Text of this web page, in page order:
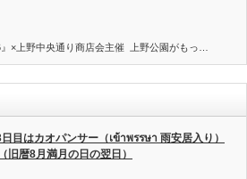
』×上野中央通り商店会主催 上野公園がもっ…
目はカオパンサー（เข้าพรรษา 雨安居入り）
旧暦8月満月の日の翌日）